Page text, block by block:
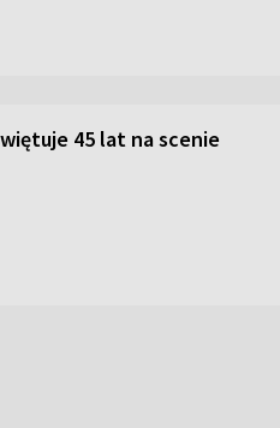
45 lat na scenie